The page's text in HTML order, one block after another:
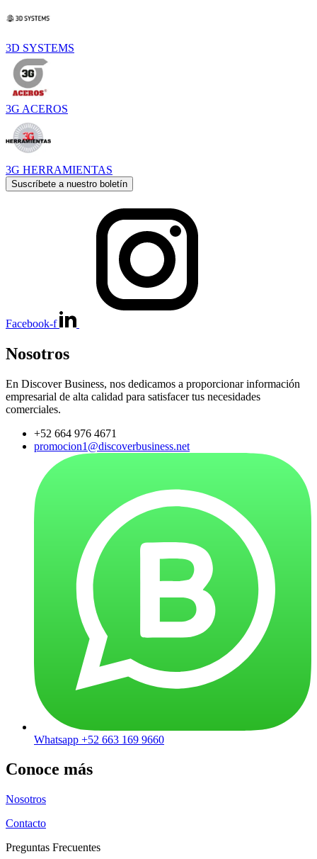
3D SYSTEMS
3G ACEROS
3G HERRAMIENTAS
Suscríbete a nuestro boletín
Facebook-f
Nosotros
En Discover Business, nos dedicamos a proporcionar información
empresarial de alta calidad para satisfacer tus necesidades
comerciales.
+52 664 976 4671
promocion1@discoverbusiness.net
Whatsapp +52 663 169 9660
Conoce más
Nosotros
Contacto
Preguntas Frecuentes